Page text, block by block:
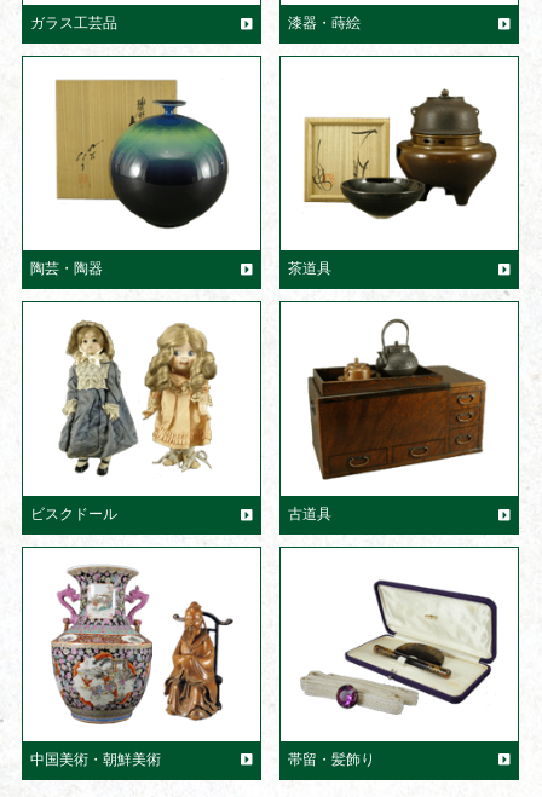
ガラス工芸品 漆器・蒔絵
陶芸・陶器 茶道具
ビスクドール 古道具
中国美術・朝鮮美術 帯留・髪飾り